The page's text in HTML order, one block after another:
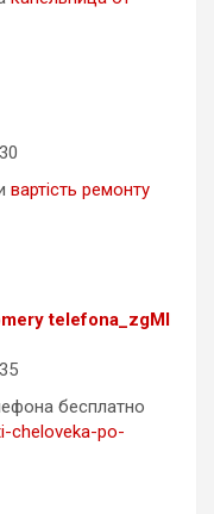
вартість ремонту
telefona_zgMl
бесплатно
cheloveka-po-